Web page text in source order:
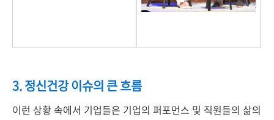
3.정신건강이슈의 큰흐름
이런 상황 속에서 기업들은 기업의 퍼포먼스 및 직원들의 삶의